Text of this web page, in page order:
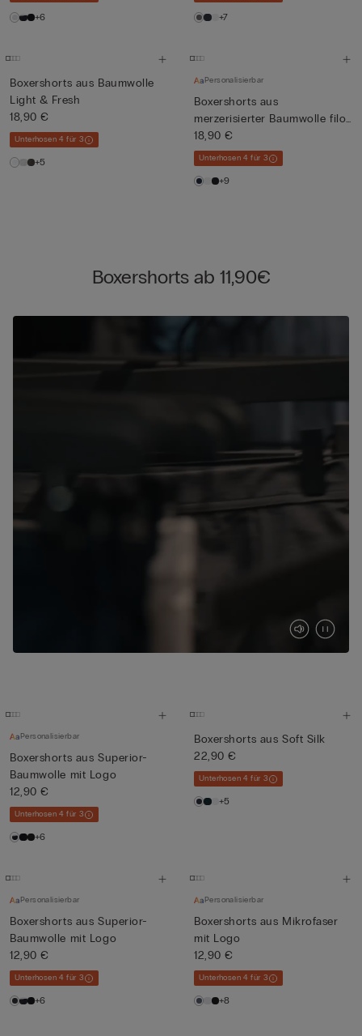
+6 +7
Boxershorts aus Baumwolle
Light & Fresh
18,90 €
Unterhosen 4 für 3
+5
Personalisierbar
Boxershorts aus
merzerisierter Baumwolle filo
Prem...
18,90 €
Unterhosen 4 für 3
+9
Boxershorts ab 11,90€
Personalisierbar
Boxershorts aus Superior-
Baumwolle mit Logo
12,90 €
Unterhosen 4 für 3
+6
Boxershorts aus Soft Silk
22,90 €
Unterhosen 4 für 3
+5
Personalisierbar
Boxershorts aus Superior-
Baumwolle mit Logo
12,90 €
Unterhosen 4 für 3
+6
Personalisierbar
Boxershorts aus Mikrofaser
mit Logo
12,90 €
Unterhosen 4 für 3
+8